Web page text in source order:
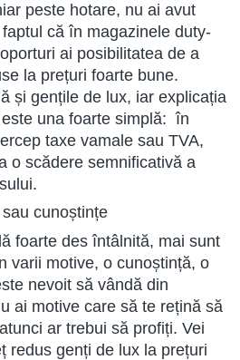
peste hotare, nu ai avut
că în magazinele duty-
ai posibilitatea de a
la prețuri foarte bune.
și gențile de lux, iar explicația
una foarte simplă: în
taxe vamale sau TVA,
o scădere semnificativă a
cunoștințe
foarte des întâlnită, mai sunt
varii motive, o cunoștință, o
nevoit să vândă din
ai motive care să te rețină să
ar trebui să profiți. Vei
redus genți de lux la prețuri